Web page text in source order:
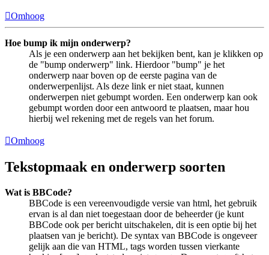
Omhoog
Hoe bump ik mijn onderwerp?
Als je een onderwerp aan het bekijken bent, kan je klikken op
de "bump onderwerp" link. Hierdoor "bump" je het
onderwerp naar boven op de eerste pagina van de
onderwerpenlijst. Als deze link er niet staat, kunnen
onderwerpen niet gebumpt worden. Een onderwerp kan ook
gebumpt worden door een antwoord te plaatsen, maar hou
hierbij wel rekening met de regels van het forum.
Omhoog
Tekstopmaak en onderwerp soorten
Wat is BBCode?
BBCode is een vereenvoudigde versie van html, het gebruik
ervan is al dan niet toegestaan door de beheerder (je kunt
BBCode ook per bericht uitschakelen, dit is een optie bij het
plaatsen van je bericht). De syntax van BBCode is ongeveer
gelijk aan die van HTML, tags worden tussen vierkante